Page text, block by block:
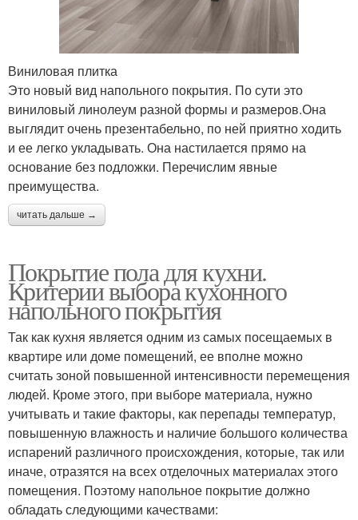
Виниловая плитка
Это новый вид напольного покрытия. По сути это
виниловый линолеум разной формы и размеров.Она
выглядит очень презентабельно, по ней приятно ходить
и ее легко укладывать. Она настилается прямо на
основание без подложки. Перечислим явные
преимущества.
читать дальше →
Покрытие пола для кухни.
Критерии выбора кухонного
напольного покрытия
Так как кухня является одним из самых посещаемых в
квартире или доме помещений, ее вполне можно
считать зоной повышенной интенсивности перемещения
людей. Кроме этого, при выборе материала, нужно
учитывать и такие факторы, как перепады температур,
повышенную влажность и наличие большого количества
испарений различного происхождения, которые, так или
иначе, отразятся на всех отделочных материалах этого
помещения. Поэтому напольное покрытие должно
обладать следующими качествами: